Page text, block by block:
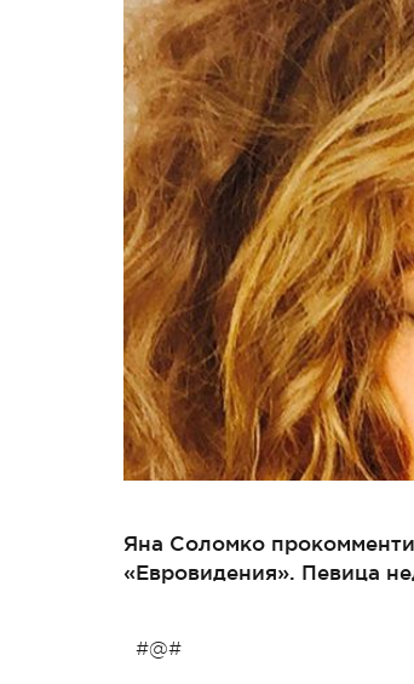
Яна Соломко
«Евровидения». Певица
#@#